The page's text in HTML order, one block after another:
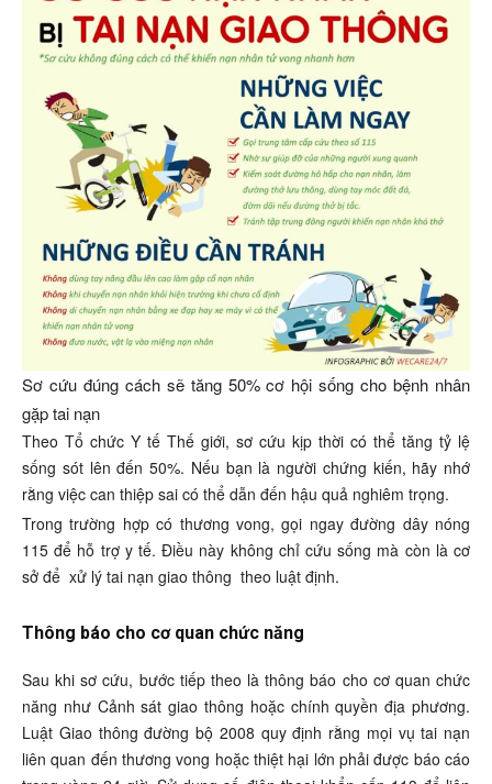
Sơ cứu đúng cách sẽ tăng 50% cơ hội sống cho bệnh nhân
gặp tai nạn
Theo Tổ chức Y tế Thế giới, sơ cứu kịp thời có thể tăng tỷ lệ
sống sót lên đến 50%. Nếu bạn là người chứng kiến, hãy nhớ
rằng việc can thiệp sai có thể dẫn đến hậu quả nghiêm trọng.
Trong trường hợp có thương vong, gọi ngay đường dây nóng
115 để hỗ trợ y tế. Điều này không chỉ cứu sống mà còn là cơ
sở để xử lý tai nạn giao thông theo luật định.
Thông báo cho cơ quan chức năng
Sau khi sơ cứu, bước tiếp theo là thông báo cho cơ quan chức
năng như Cảnh sát giao thông hoặc chính quyền địa phương.
Luật Giao thông đường bộ 2008 quy định rằng mọi vụ tai nạn
liên quan đến thương vong hoặc thiệt hại lớn phải được báo cáo